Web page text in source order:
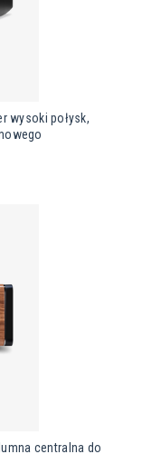
wysoki połysk,
centralna do